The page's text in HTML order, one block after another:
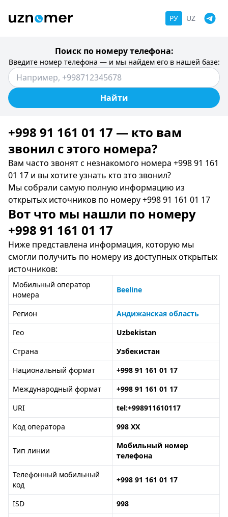
РУ UZ
Поиск по номеру телефона:
Введите номер телефона — и мы найдем его в нашей базе:
Найти
+998 91 161 01 17 — кто вам
звонил c этого номера?
Вам часто звонят с незнакомого номера +998 91 161
01 17 и вы хотите узнать кто это звонил?
Мы собрали самую полную информацию из
открытых источников по номеру +998 91 161 01 17
Вот что мы нашли по номеру
+998 91 161 01 17
Ниже представлена информация, которую мы
смогли получить по номеру из доступных открытых
источников:
Мобильный оператор
номера
Beeline
Регион
Андижанская область
Гео
Uzbekistan
Страна
Узбекистан
Национальный формат
+998 91 161 01 17
Международный формат
+998 91 161 01 17
URI
tel:+998911610117
Код оператора
998 XX
Тип линии
Мобильный номер
телефона
Телефонный мобильный
код
+998 91 161 01 17
ISD
998